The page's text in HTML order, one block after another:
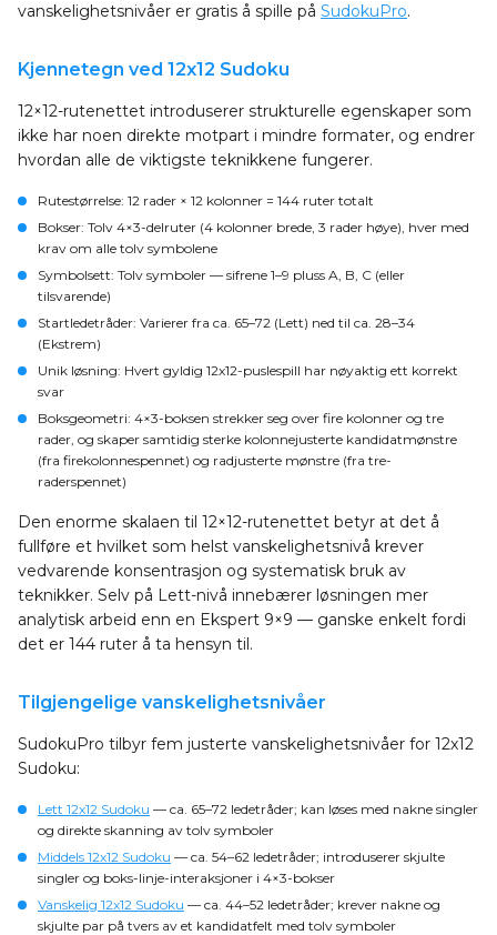
vanskelighetsnivåer er gratis å spille på SudokuPro.
Kjennetegn ved 12x12 Sudoku
12×12-rutenettet introduserer strukturelle egenskaper som
ikke har noen direkte motpart i mindre formater, og endrer
hvordan alle de viktigste teknikkene fungerer.
Rutestørrelse: 12 rader × 12 kolonner = 144 ruter totalt
Bokser: Tolv 4×3-delruter (4 kolonner brede, 3 rader høye), hver med
krav om alle tolv symbolene
Symbolsett: Tolv symboler — sifrene 1–9 pluss A, B, C (eller
tilsvarende)
Startledetråder: Varierer fra ca. 65–72 (Lett) ned til ca. 28–34
(Ekstrem)
Unik løsning: Hvert gyldig 12x12-puslespill har nøyaktig ett korrekt
svar
Boksgeometri: 4×3-boksen strekker seg over fire kolonner og tre
rader, og skaper samtidig sterke kolonnejusterte kandidatmønstre
(fra firekolonnespennet) og radjusterte mønstre (fra tre-
raderspennet)
Den enorme skalaen til 12×12-rutenettet betyr at det å
fullføre et hvilket som helst vanskelighetsnivå krever
vedvarende konsentrasjon og systematisk bruk av
teknikker. Selv på Lett-nivå innebærer løsningen mer
analytisk arbeid enn en Ekspert 9×9 — ganske enkelt fordi
det er 144 ruter å ta hensyn til.
Tilgjengelige vanskelighetsnivåer
SudokuPro tilbyr fem justerte vanskelighetsnivåer for 12x12
Sudoku:
Lett 12x12 Sudoku — ca. 65–72 ledetråder; kan løses med nakne singler
og direkte skanning av tolv symboler
Middels 12x12 Sudoku — ca. 54–62 ledetråder; introduserer skjulte
singler og boks-linje-interaksjoner i 4×3-bokser
Vanskelig 12x12 Sudoku — ca. 44–52 ledetråder; krever nakne og
skjulte par på tvers av et kandidatfelt med tolv symboler